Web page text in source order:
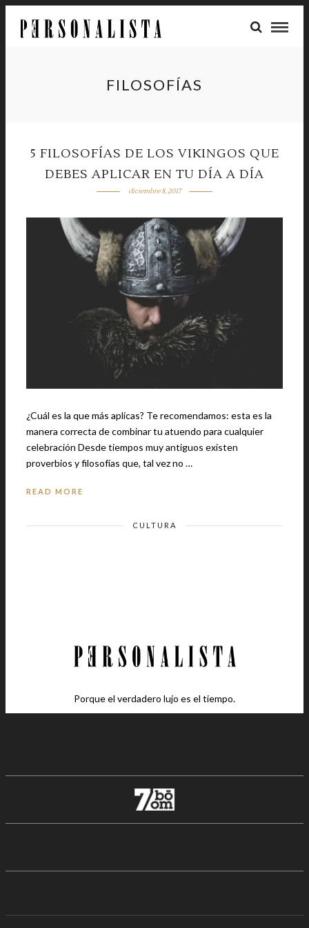
FILOSOFÍAS
5 FILOSOFÍAS DE LOS VIKINGOS QUE
DEBES APLICAR EN TU DÍA A DÍA
diciembre 8, 2017
¿Cuál es la que más aplicas? Te recomendamos: esta es la
manera correcta de combinar tu atuendo para cualquier
celebración Desde tiempos muy antiguos existen
proverbios y filosofías que, tal vez no …
READ MORE
CULTURA
Porque el verdadero lujo es el tiempo.